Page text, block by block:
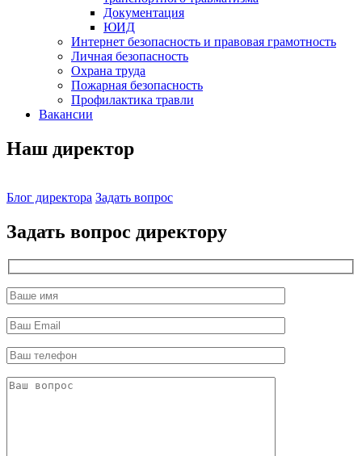
Документация
ЮИД
Интернет безопасность и правовая грамотность
Личная безопасность
Охрана труда
Пожарная безопасность
Профилактика травли
Вакансии
Наш директор
Блог директора Задать вопрос
Задать вопрос директору